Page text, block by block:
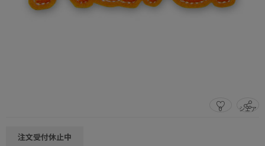
0 シェア
この商品をシェアする
注文受付休止中